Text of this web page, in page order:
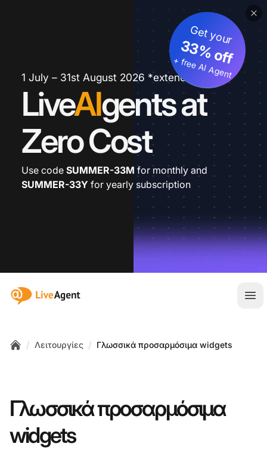
1 July – 31st August 2026 *extended
LiveAIgents at
Zero Cost
Get your
33% off
+ free AI Agent
Use code SUMMER-33M for monthly and
SUMMER-33Y for yearly subscription
:site.title
/ Λειτουργίες / Γλωσσικά προσαρμόσιμα widgets
Γλωσσικά προσαρμόσιμα
widgets